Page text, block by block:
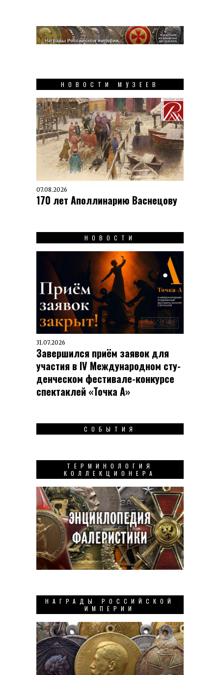
НОВОСТИ МУЗЕЕВ
07.08.2026
170 лет Аполлинарию Васнецову
НОВОСТИ
31.07.2026
Завершился приём заявок для
участия в IV Меж­ду­на­род­ном сту­
ден­чес­ком фес­ти­вале-кон­кур­се
спек­таклей «Точка А»
СОБЫТИЯ
ТЕРМИНОЛОГИЯ
КОЛЛЕКЦИОНЕРА
НАГРАДЫ РОССИЙСКОЙ
ИМПЕРИИ